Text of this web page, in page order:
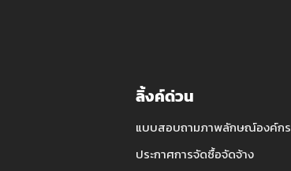
ลิ้งค์ด่วน
แบบสอบถามภาพลักษณ์องค์กร
ประกาศการจัดซื้อจัดจ้าง